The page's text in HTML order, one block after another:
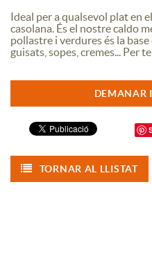
Ideal per a qualsevol plat en
casolana. És el nostre caldo
pollastre i verdures és la
guisats, sopes, cremes... Per
DEMANAR
TORNAR AL LLISTAT